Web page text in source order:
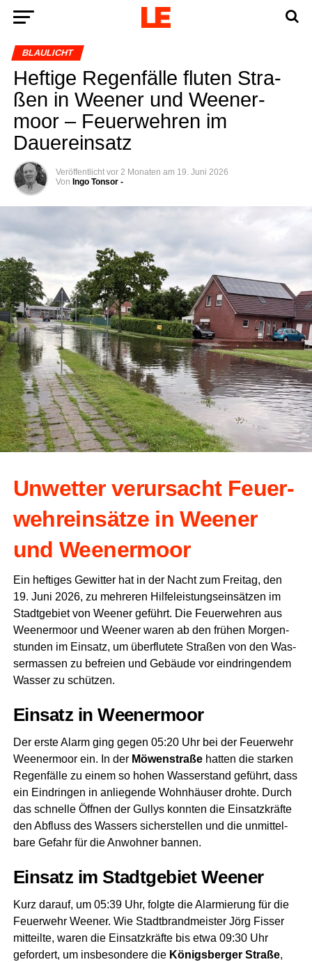
BLAULICHT
Hef­ti­ge Regen­fäl­le flu­ten Stra­
ßen in Wee­ner und Ween­er­
moor – Feu­er­weh­ren im
Dauereinsatz
Veröffentlicht vor 2 Monaten am 19. Juni 2026
Von Ingo Tonsor -
Unwet­ter ver­ur­sacht Feu­er­
wehr­ein­sät­ze in Wee­ner
und Weenermoor
Ein hef­ti­ges Gewit­ter hat in der Nacht zum Frei­tag, den
19. Juni 2026, zu meh­re­ren Hil­fe­leis­tungs­ein­sät­zen im
Stadt­ge­biet von Wee­ner geführt. Die Feu­er­weh­ren aus
Ween­er­moor und Wee­ner waren ab den frü­hen Mor­gen­
stun­den im Ein­satz, um über­flu­te­te Stra­ßen von den Was­
ser­mas­sen zu befrei­en und Gebäu­de vor ein­drin­gen­dem
Was­ser zu schützen.
Ein­satz in Weenermoor
Der ers­te Alarm ging gegen 05:20 Uhr bei der Feu­er­wehr
Ween­er­moor ein. In der Möwen­stra­ßehat­ten die star­ken
Regen­fäl­le zu einem so hohen Was­ser­stand geführt, dass
ein Ein­drin­gen in anlie­gen­de Wohn­häu­ser droh­te. Durch
das schnel­le Öff­nen der Gul­lys konn­ten die Ein­satz­kräf­te
den Abfluss des Was­sers sicher­stel­len und die unmit­tel­
ba­re Gefahr für die Anwoh­ner bannen.
Ein­satz im Stadt­ge­biet Weener
Kurz dar­auf, um 05:39 Uhr, folg­te die Alar­mie­rung für die
Feu­er­wehr Wee­ner. Wie Stadt­brand­meis­ter Jörg Fis­ser
mit­teil­te, waren die Ein­satz­kräf­te bis etwa 09:30 Uhr
gefor­dert, um ins­be­son­de­re die Königs­ber­ger Stra­ße,